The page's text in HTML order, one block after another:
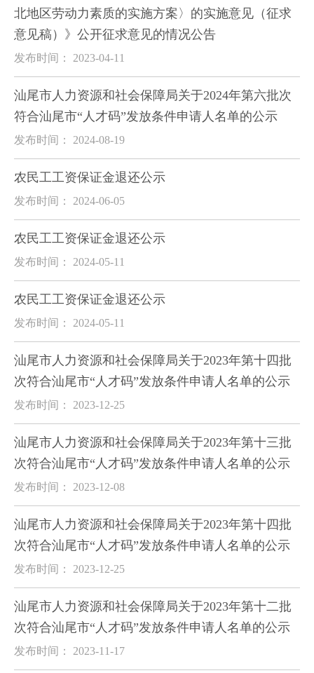
北地区劳动力素质的实施方案〉的实施意见（征求
意见稿）》公开征求意见的情况公告
发布时间： 2023-04-11
汕尾市人力资源和社会保障局关于2024年第六批次
符合汕尾市“人才码”发放条件申请人名单的公示
发布时间： 2024-08-19
农民工工资保证金退还公示
发布时间： 2024-06-05
农民工工资保证金退还公示
发布时间： 2024-05-11
农民工工资保证金退还公示
发布时间： 2024-05-11
汕尾市人力资源和社会保障局关于2023年第十四批
次符合汕尾市“人才码”发放条件申请人名单的公示
发布时间： 2023-12-25
汕尾市人力资源和社会保障局关于2023年第十三批
次符合汕尾市“人才码”发放条件申请人名单的公示
发布时间： 2023-12-08
汕尾市人力资源和社会保障局关于2023年第十四批
次符合汕尾市“人才码”发放条件申请人名单的公示
发布时间： 2023-12-25
汕尾市人力资源和社会保障局关于2023年第十二批
次符合汕尾市“人才码”发放条件申请人名单的公示
发布时间： 2023-11-17